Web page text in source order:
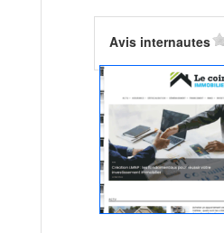
Avis internautes